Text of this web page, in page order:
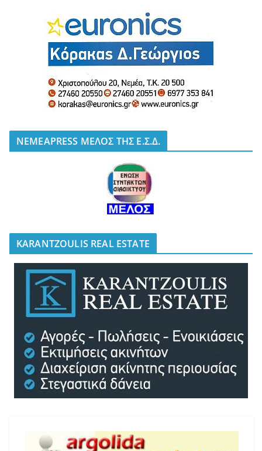
NEMEAPRESS ΜΕΛΟΣ ΤΗΣ Ε.Σ.Δ.
KARANTZOULIS REAL ESTATE